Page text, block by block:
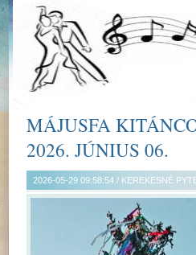
MÁJUSFA
2026. JÚNIUS 06.
2026-05-29 09:58:54 / KEREKESNÉ